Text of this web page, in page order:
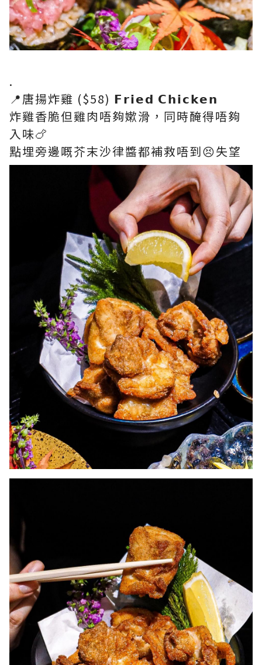
.
📍唐揚炸雞 ($58) 𝗙𝗿𝗶𝗲𝗱 𝗖𝗵𝗶𝗰𝗸𝗲𝗻
炸雞香脆但雞肉唔夠嫰滑，同時醃得唔夠
入味🍗
點埋旁邊嘅芥末沙律醬都補救唔到😣失望